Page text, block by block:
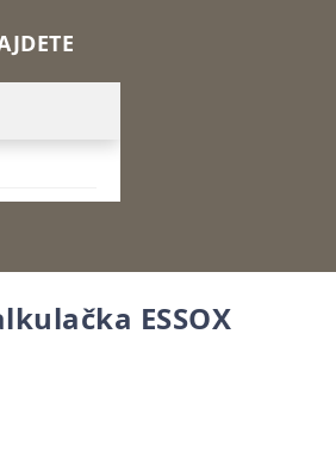
ESSOX